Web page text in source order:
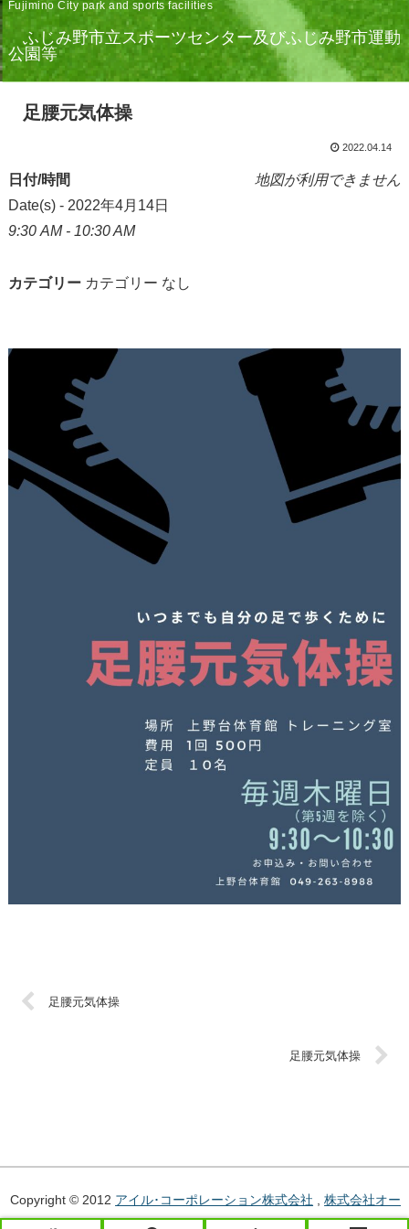
Fujimino City park and sports facilities
ふじみ野市立スポーツセンター及びふじみ野市運動
公園等
足腰元気体操
2022.04.14
地図が利用できません
日付/時間
Date(s) - 2022年4月14日
9:30 AM - 10:30 AM
カテゴリーカテゴリー なし
足腰元気体操
足腰元気体操
Copyright © 2012 アイル･コーポレーション株式会社 ,株式会社オー
エンス, All Rights Reserved.